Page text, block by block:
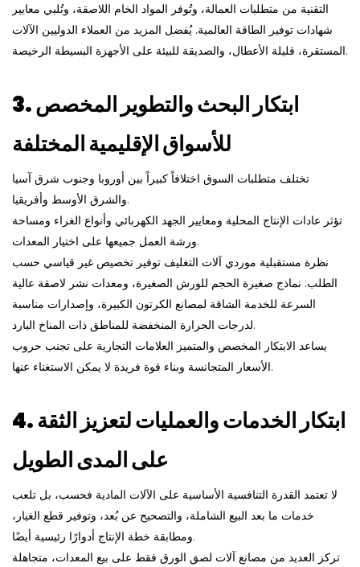
التقنية من متطلبات العمالة، وتُوفر المواد الخام اللاصقة، وتُلبي معايير
شهادات توفير الطاقة العالمية. يُفضل المزيد من العملاء الدوليين الآلات
المستقرة، قليلة الأعطال، والصديقة للبيئة على الأجهزة البسيطة الرخيصة.
3. ابتكار البحث والتطوير المخصص
للأسواق الإقليمية المختلفة
تختلف متطلبات السوق اختلافاً كبيراً بين أوروبا وجنوب شرق آسيا
والشرق الأوسط وأفريقيا.
تؤثر عادات الإنتاج المحلية ومعايير الجهد الكهربائي وأنواع الغراء ومساحة
ورشة العمل جميعها على اختيار المعدات.
نظرة مستقبلية موردي آلات التغليف توفير تخصيص غير قياسي حسب
الطلب: نماذج صغيرة الحجم للورش الصغيرة، ومعدات نشر لاصقة عالية
السرعة للخدمة الشاقة لمصانع الكرتون الكبيرة، وإصدارات مناسبة
لدرجات الحرارة المنخفضة للمناطق ذات المناخ البارد.
يساعد الابتكار المخصص والمتميز العلامات التجارية على تجنب حروب
الأسعار المتجانسة وبناء قوة فريدة لا يمكن الاستغناء عنها.
4. ابتكار الخدمات والعمليات لتعزيز الثقة
على المدى الطويل
لا تعتمد القدرة التنافسية الأساسية على الآلات المادية فحسب، بل تلعب
خدمات ما بعد البيع الشاملة، والتصحيح عن بُعد، وتوفير قطع الغيار،
ومطابقة خطة الإنتاج أدوارًا رئيسية أيضًا.
تركز العديد من مصانع آلات لصق الورق فقط على بيع المعدات، متجاهلة